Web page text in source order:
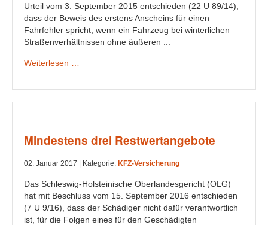
Urteil vom 3. September 2015 entschieden (22 U 89/14),
dass der Beweis des erstens Anscheins für einen
Fahrfehler spricht, wenn ein Fahrzeug bei winterlichen
Straßenverhältnissen ohne äußeren ...
Weiterlesen …
Mindestens drei Restwertangebote
02. Januar 2017 | Kategorie: KFZ-Versicherung
Das Schleswig-Holsteinische Oberlandesgericht (OLG)
hat mit Beschluss vom 15. September 2016 entschieden
(7 U 9/16), dass der Schädiger nicht dafür verantwortlich
ist, für die Folgen eines für den Geschädigten